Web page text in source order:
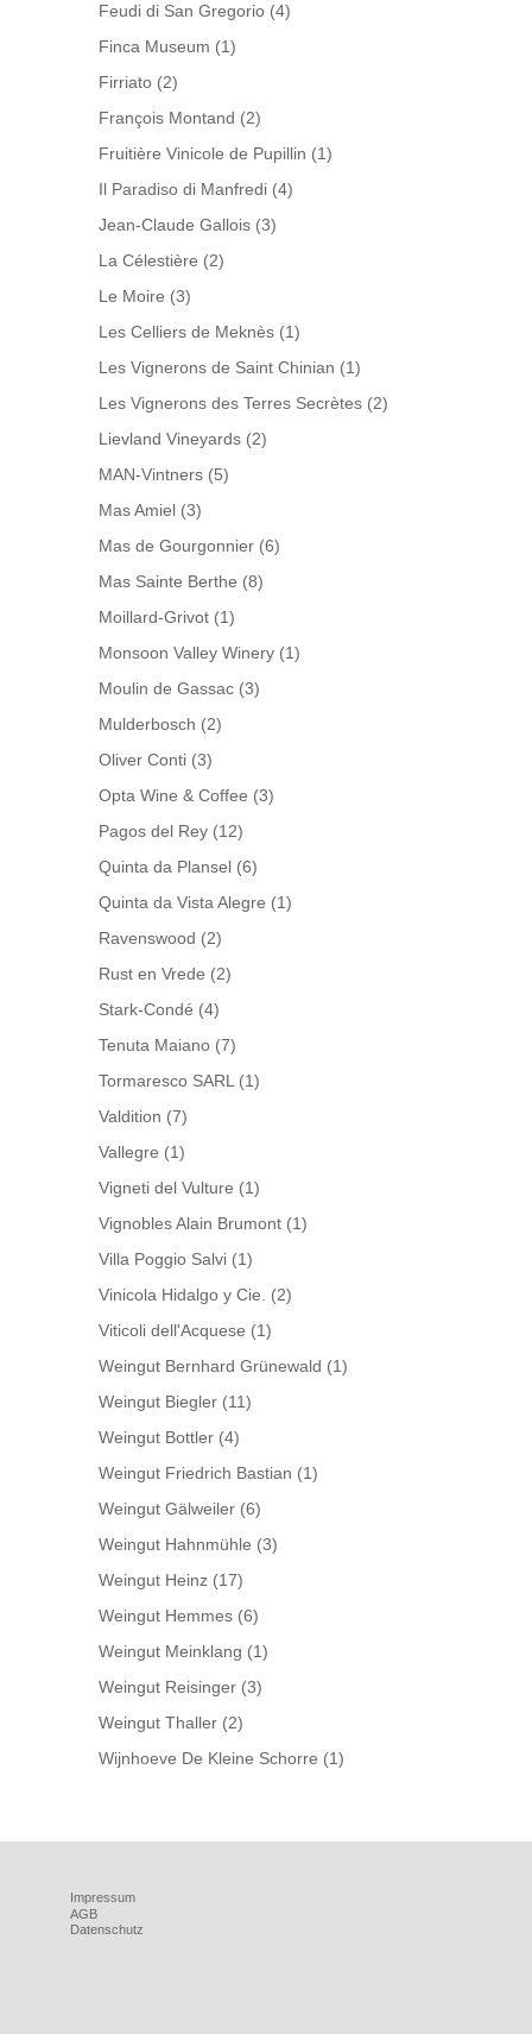
Feudi di San Gregorio (4)
Finca Museum (1)
Firriato (2)
François Montand (2)
Fruitière Vinicole de Pupillin (1)
Il Paradiso di Manfredi (4)
Jean-Claude Gallois (3)
La Célestière (2)
Le Moire (3)
Les Celliers de Meknès (1)
Les Vignerons de Saint Chinian (1)
Les Vignerons des Terres Secrètes (2)
Lievland Vineyards (2)
MAN-Vintners (5)
Mas Amiel (3)
Mas de Gourgonnier (6)
Mas Sainte Berthe (8)
Moillard-Grivot (1)
Monsoon Valley Winery (1)
Moulin de Gassac (3)
Mulderbosch (2)
Oliver Conti (3)
Opta Wine & Coffee (3)
Pagos del Rey (12)
Quinta da Plansel (6)
Quinta da Vista Alegre (1)
Ravenswood (2)
Rust en Vrede (2)
Stark-Condé (4)
Tenuta Maiano (7)
Tormaresco SARL (1)
Valdition (7)
Vallegre (1)
Vigneti del Vulture (1)
Vignobles Alain Brumont (1)
Villa Poggio Salvi (1)
Vinicola Hidalgo y Cie.
(2)
Viticoli dell'Acquese (1)
Weingut Bernhard Grünewald (1)
Weingut Biegler (11)
Weingut Bottler (4)
Weingut Friedrich Bastian (1)
Weingut Gälweiler (6)
Weingut Hahnmühle (3)
Weingut Heinz (17)
Weingut Hemmes (6)
Weingut Meinklang (1)
Weingut Reisinger (3)
Weingut Thaller (2)
Wijnhoeve De Kleine Schorre (1)
Impressum
AGB
Datenschutz